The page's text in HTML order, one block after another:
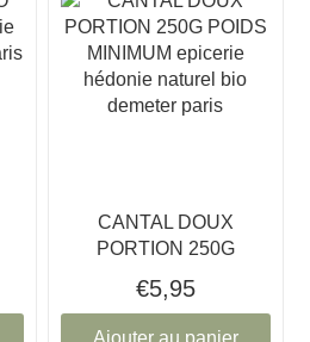
CANTAL DOUX
PORTION 250G
€5,95
Ajouter au panier